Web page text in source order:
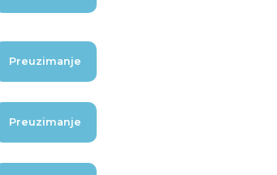
Preuzimanje
Preuzimanje